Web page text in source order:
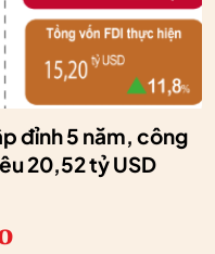
đỉnh 5 năm, công
20,52 tỷ USD